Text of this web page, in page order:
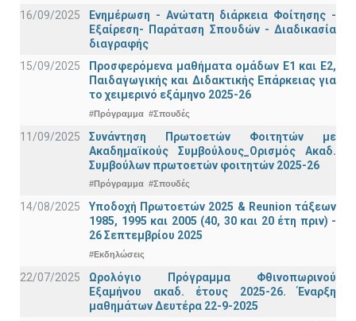
16/09/2025
Ενημέρωση - Ανώτατη διάρκεια Φοίτησης -
Εξαίρεση- Παράταση Σπουδών - Διαδικασία
διαγραφής
15/09/2025
Προσφερόμενα μαθήματα ομάδων Ε1 και Ε2,
Παιδαγωγικής και Διδακτικής Επάρκειας για
το χειμερινό εξάμηνο 2025-26
#Πρόγραμμα #Σπουδές
11/09/2025
Συνάντηση Πρωτοετών Φοιτητών με
Ακαδημαϊκούς Συμβούλους_Ορισμός Ακαδ.
Συμβούλων πρωτοετών φοιτητών 2025-26
#Πρόγραμμα #Σπουδές
14/08/2025
Υποδοχή Πρωτοετών 2025 & Reunion τάξεων
1985, 1995 και 2005 (40, 30 και 20 έτη πριν) -
26 Σεπτεμβρίου 2025
#Εκδηλώσεις
22/07/2025
Ωρολόγιο Πρόγραμμα Φθινοπωρινού
Εξαμήνου ακαδ. έτους 2025-26. Έναρξη
μαθημάτων Δευτέρα 22-9-2025